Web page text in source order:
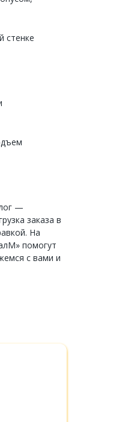
стенке
—
заказа в
На
помогут
с вами и